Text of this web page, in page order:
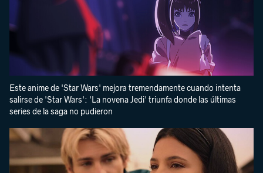
Este anime de 'Star Wars' mejora tremendamente cuando intenta
salirse de 'Star Wars': 'La novena Jedi' triunfa donde las últimas
series de la saga no pudieron